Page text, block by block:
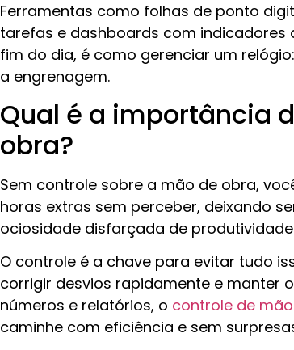
Ferramentas como folhas de ponto
tarefas e dashboards com indicadores
fim do dia, é como gerenciar um
a engrenagem.
Qual é a importância
obra?
Sem controle sobre a mão de obra,
horas extras sem perceber, deixando
ociosidade disfarçada de
O controle é a chave para evitar tudo
corrigir desvios rapidamente e manter
números e relatórios, o controle de
caminhe com eficiência e sem